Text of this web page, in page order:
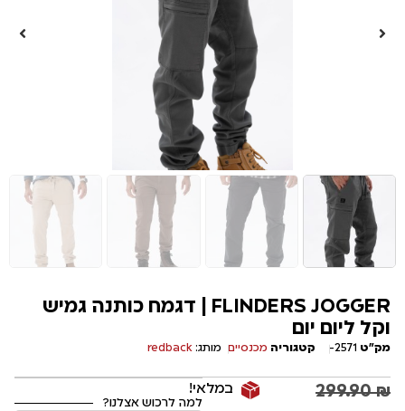
FLINDERS JOGGER | דגמח כותנה גמיש
וקל ליום יום
מק"ט 2571- קטגוריה מכנסיים מותג:redback
299.90₪
במלאי!
למה לרכוש אצלנו?